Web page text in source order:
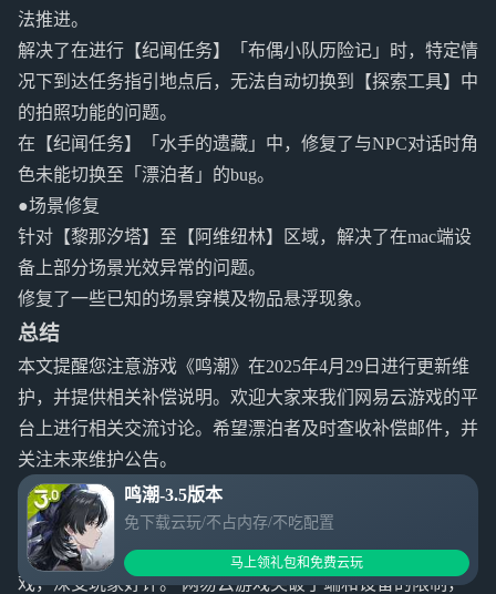
法推进。
解决了在进行【纪闻任务】「布偶小队历险记」时，特定情
况下到达任务指引地点后，无法自动切换到【探索工具】中
的拍照功能的问题。
在【纪闻任务】「水手的遗藏」中，修复了与NPC对话时角
色未能切换至「漂泊者」的bug。
●场景修复
针对【黎那汐塔】至【阿维纽林】区域，解决了在mac端设
备上部分场景光效异常的问题。
修复了一些已知的场景穿模及物品悬浮现象。
总结
本文提醒您注意游戏《鸣潮》在2025年4月29日进行更新维
护，并提供相关补偿说明。欢迎大家来我们网易云游戏的平
台上进行相关交流讨论。希望漂泊者及时查收补偿邮件，并
关注未来维护公告。
【关于网易云游戏】
网易云游戏可在Windows、Mac、iOS（iPhone&iPad均覆
盖）、安卓、TV上运行，有千款手机游戏和3A大作电脑游
戏，深受玩家好评。 网易云游戏突破了端和设备的限制，
鸣潮-3.5版本
免下载云玩/不占内存/不吃配置
马上领礼包和免费云玩